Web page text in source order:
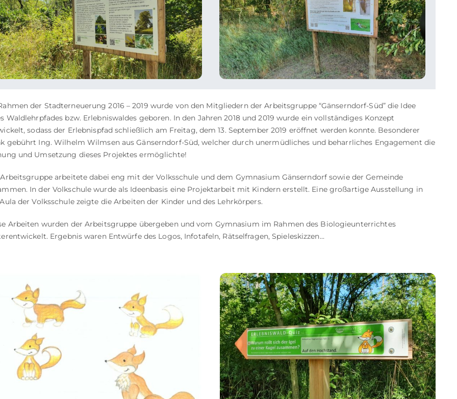
der Stadterneuerung 2016 – 2019 wurde von den Mitgliedern der Arbeitsgruppe “Gänserndorf-Süd” die Idee
Waldlehrpfades bzw. Erlebniswaldes geboren. In den Jahren 2018 und 2019 wurde ein vollständiges Konzept
sodass der Erlebnispfad schließlich am Freitag, dem 13. September 2019 eröffnet werden konnte. Besonderer
gebührt Ing. Wilhelm Wilmsen aus Gänserndorf-Süd, welcher durch unermüdliches und beharrliches Engagement die
und Umsetzung dieses Projektes ermöglichte!
arbeitete dabei eng mit der Volksschule und dem Gymnasium Gänserndorf sowie der Gemeinde
In der Volkschule wurde als Ideenbasis eine Projektarbeit mit Kindern erstellt. Eine großartige Ausstellung in
der Volksschule zeigte die Arbeiten der Kinder und des Lehrkörpers.
Arbeiten wurden der Arbeitsgruppe übergeben und vom Gymnasium im Rahmen des Biologieunterrichtes
Ergebnis waren Entwürfe des Logos, Infotafeln, Rätselfragen, Spieleskizzen…